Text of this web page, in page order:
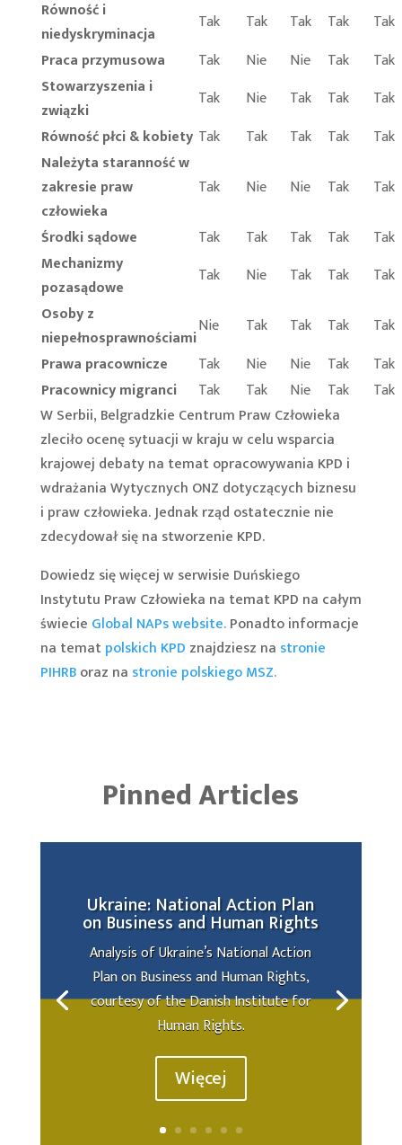
Równość i
niedyskryminacja
Tak Tak Tak Tak
Tak
Praca przymusowa
Tak Nie Nie Tak
Tak
Stowarzyszenia i
związki
Tak Nie Tak Tak
Tak
Równość płci & kobiety Tak Tak Tak Tak
Tak
Należyta staranność w
zakresie praw
człowieka
Tak Nie Nie Tak Tak
Środki sądowe Tak Tak Tak Tak
Tak
Mechanizmy
pozasądowe
Tak Nie Tak Tak
Tak
Osoby z
niepełnosprawnościami
Nie Tak Tak Tak
Tak
Prawa pracownicze
Tak Nie Nie Tak
Tak
Pracownicy migranci
Tak Tak Nie Tak
Tak
W Serbii, Belgradzkie Centrum Praw Człowieka
zleciło ocenę sytuacji w kraju w celu wsparcia
krajowej debaty na temat opracowywania KPD i
wdrażania Wytycznych ONZ dotyczących biznesu
i praw człowieka. Jednak rząd ostatecznie nie
zdecydował się na stworzenie KPD.
Dowiedz się więcej w serwisie Duńskiego
Instytutu Praw Człowieka na temat KPD na całym
świecie Global NAPs website.Ponadto informacje
na tematpolskich KPD znajdziesz na stronie
PIHRBoraz na stronie polskiego MSZ.
Pinned Articles
Ukraine: National Action Plan
on Business and Human Rights
Analysis of Ukraine’s National Action
Plan on Business and Human Rights,
courtesy of the Danish Institute for
Human Rights.
Więcej